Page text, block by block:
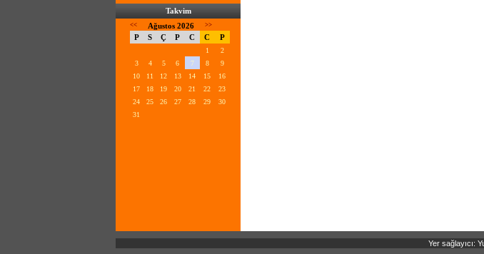
Takvim
<< Ağustos 2026 >>
P S Ç P C C P
1
2
3
4 5 6 7 8
9
10
11 12 13 14 15
16
17
18 19 20 21 22
23
24
25 26 27 28 29
30
31
Yer sağlayıcı: